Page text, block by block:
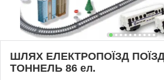
ШЛЯХ ЕЛЕКТРОПОЇЗД
ТОННЕЛЬ 86 ел.